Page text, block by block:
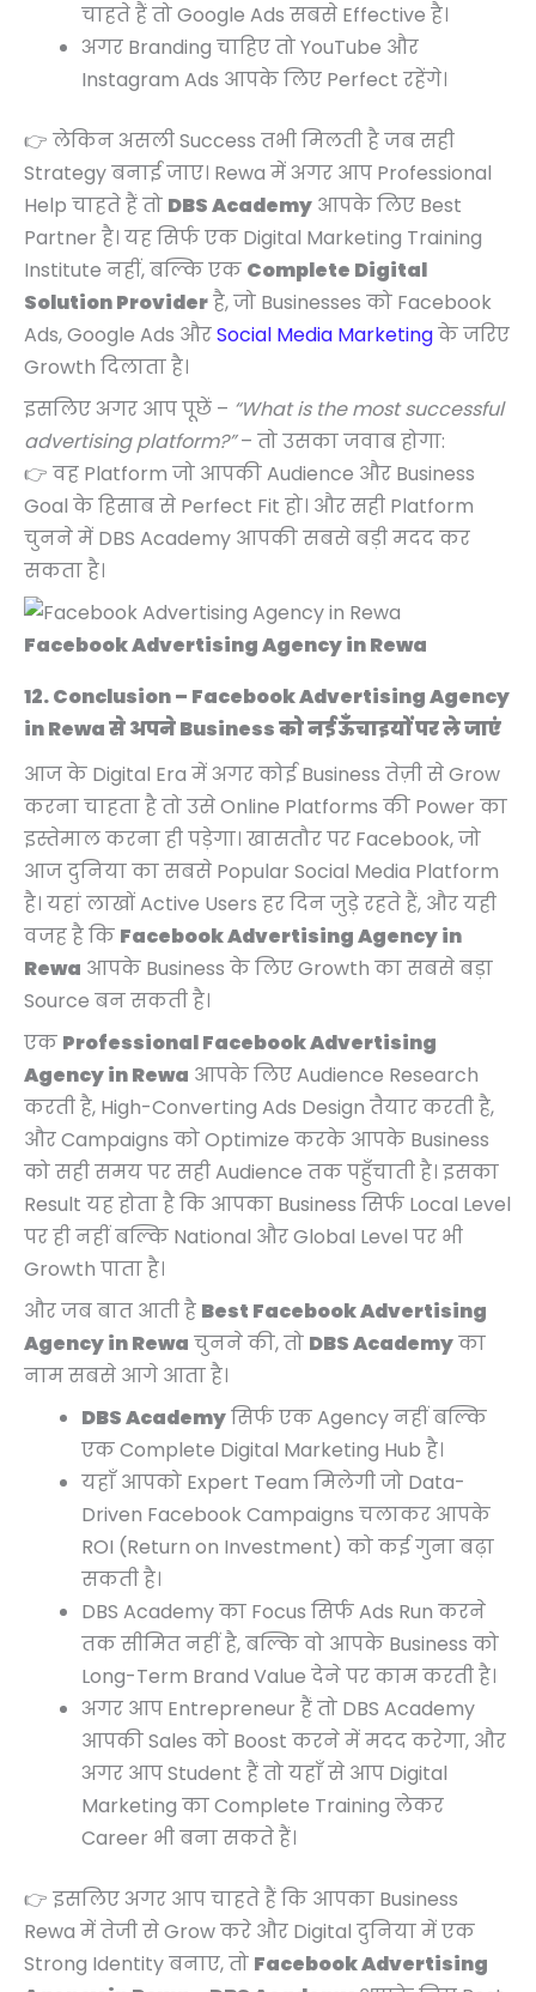
चाहते हैं तो Google Ads सबसे Effective है।
अगर Branding चाहिए तो YouTube और
Instagram Ads आपके लिए Perfect रहेंगे।
👉 लेकिन असली Success तभी मिलती है जब सही
Strategy बनाई जाए। Rewa में अगर आप Professional
Help चाहते हैं तो DBS Academy आपके लिए Best
Partner है। यह सिर्फ एक Digital Marketing Training
Institute नहीं, बल्कि एक Complete Digital
Solution Providerहै, जो Businesses को Facebook
Ads, Google Ads औरSocial Media Marketingके जरिए
Growth दिलाता है।
इसलिए अगर आप पूछें – “What is the most successful
advertising platform?”– तो उसका जवाब होगा:
👉 वह Platform जो आपकी Audience और Business
Goal के हिसाब से Perfect Fit हो। और सही Platform
चुनने में DBS Academy आपकी सबसे बड़ी मदद कर
सकता है।
Facebook Advertising Agency in Rewa
12. Conclusion – Facebook Advertising Agency
in Rewa से अपने Business को नई ऊँचाइयों पर ले जाएं
आज के Digital Era में अगर कोई Business तेज़ी से Grow
करना चाहता है तो उसे Online Platforms की Power का
इस्तेमाल करना ही पड़ेगा। खासतौर पर Facebook, जो
आज दुनिया का सबसे Popular Social Media Platform
है। यहां लाखों Active Users हर दिन जुड़े रहते हैं, और यही
वजह है कि Facebook Advertising Agency in
Rewa आपके Business के लिए Growth का सबसे बड़ा
Source बन सकती है।
एक Professional Facebook Advertising
Agency in Rewa आपके लिए Audience Research
करती है, High-Converting Ads Design तैयार करती है,
और Campaigns को Optimize करके आपके Business
को सही समय पर सही Audience तक पहुँचाती है। इसका
Result यह होता है कि आपका Business सिर्फ Local Level
पर ही नहीं बल्कि National और Global Level पर भी
Growth पाता है।
और जब बात आती है Best Facebook Advertising
Agency in Rewa चुनने की, तो DBS Academyका
नाम सबसे आगे आता है।
DBS Academyसिर्फ एक Agency नहीं बल्कि
एक Complete Digital Marketing Hub है।
यहाँ आपको Expert Team मिलेगी जो Data-
Driven Facebook Campaigns चलाकर आपके
ROI (Return on Investment) को कई गुना बढ़ा
सकती है।
DBS Academy का Focus सिर्फ Ads Run करने
तक सीमित नहीं है, बल्कि वो आपके Business को
Long-Term Brand Value देने पर काम करती है।
अगर आप Entrepreneur हैं तो DBS Academy
आपकी Sales को Boost करने में मदद करेगा, और
अगर आप Student हैं तो यहाँ से आप Digital
Marketing का Complete Training लेकर
Career भी बना सकते हैं।
👉 इसलिए अगर आप चाहते हैं कि आपका Business
Rewa में तेजी से Grow करे और Digital दुनिया में एक
Strong Identity बनाए, तो Facebook Advertising